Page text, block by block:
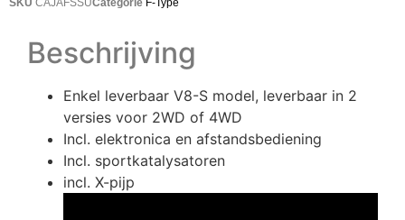
Beschrijving
Enkel leverbaar V8-S model, leverbaar in 2
versies voor 2WD of 4WD
Incl. elektronica en afstandsbediening
Incl. sportkatalysatoren
incl. X-pijp